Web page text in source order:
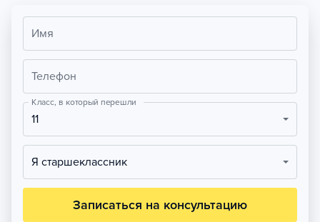
Имя
Телефон
Класс, в который перешли
11
Я старшеклассник
Записаться на консультацию